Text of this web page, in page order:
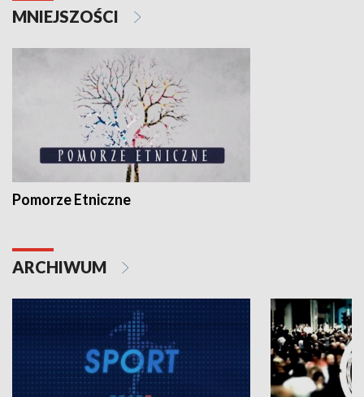
MNIEJSZOŚCI
Pomorze Etniczne
ARCHIWUM